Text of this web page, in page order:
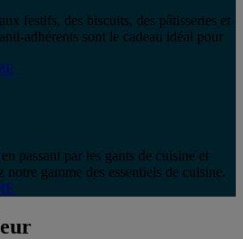
festifs, des biscuits, des pâtisseries et
adhérents sont le cadeau idéal pour
passant par les gants de cuisine et
gamme des essentiels de cuisine.